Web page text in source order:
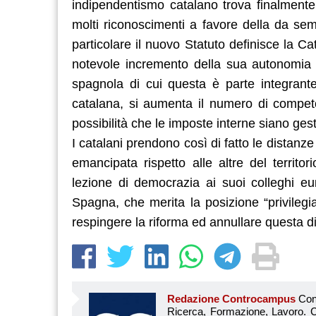
indipendentismo catalano trova
molti riconoscimenti a favore della da
particolare il nuovo Statuto definisce la
notevole incremento della sua
spagnola di cui questa è parte
catalana, si aumenta il numero di
possibilità che le imposte interne siano
I catalani prendono così di fatto le
emancipata rispetto alle altre del
lezione di democrazia ai suoi colleghi
Spagna, che merita la posizione
respingere la riforma ed annullare questa
Redazione Controcampus Controcampus è Il magazine più letto dai giovani su: Scuola, Università, Ricerca, Formazione, Lavoro. Controcampus nasce nell’ottobre 2001 con la missione di affiancare con la notizia e l’informazione, il mondo dell’istruzione e dell’università. Il suo cuore pulsante sono i giovani, menti libere e non compromesse da nessun interesse di parte. Il progetto è ambizioso e Controcampus cresce e si evolve arricchendo il proprio staff con nuovi giovani vogliosi di